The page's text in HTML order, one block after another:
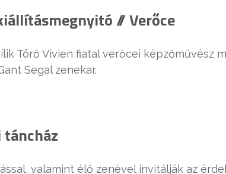
// Verőce
Törő Vivien fiatal verőcei képzőművész
Segal zenekar.
valamint élő zenével invitálják az